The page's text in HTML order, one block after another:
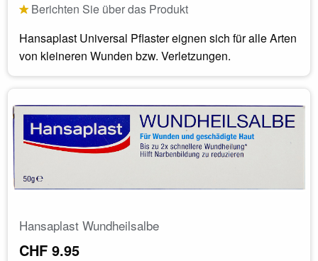
Berichten Sie über das Produkt
Hansaplast Universal Pflaster eignen sich für alle Arten
von kleineren Wunden bzw. Verletzungen.
Hansaplast Wundheilsalbe
CHF 9.95